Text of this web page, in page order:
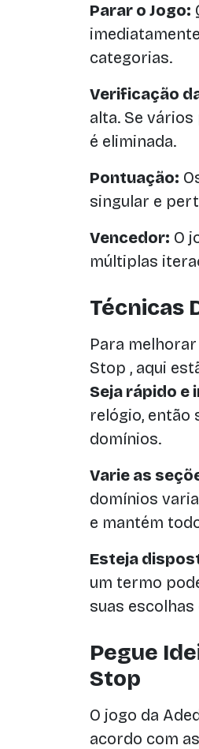
Parar o Jogo:
categorias.
Verificação
alta. Se
é eliminada.
Pontuação:
singular e
Vencedor: O
múltiplas
Técnicas
Para
Stop , aqui
Seja rápido e
relógio, então
domínios.
Varie as
domínios
e mantém
Esteja
um termo
suas
Pegue
Stop
O jogo da
acordo com